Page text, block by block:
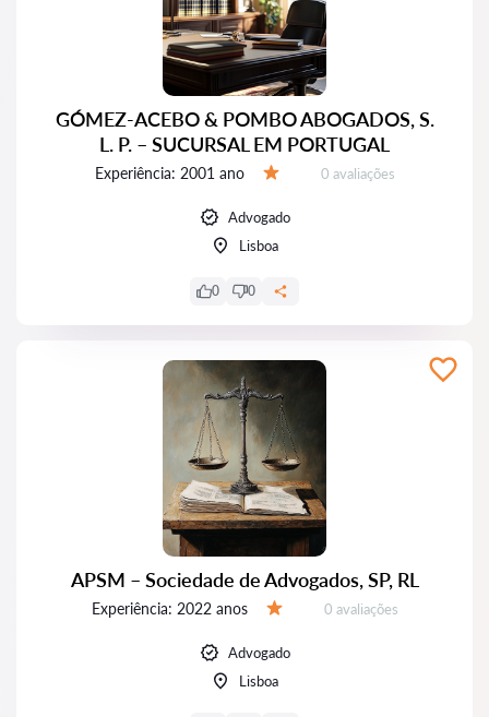
GÓMEZ-ACEBO & POMBO ABOGADOS, S.
L. P. – SUCURSAL EM PORTUGAL
Experiência: 2001 ano Avaliações:
0 avaliações
Advogado
Lisboa
0 0
APSM – Sociedade de Advogados, SP, RL
Experiência: 2022 anos Avaliações:
0 avaliações
Advogado
Lisboa